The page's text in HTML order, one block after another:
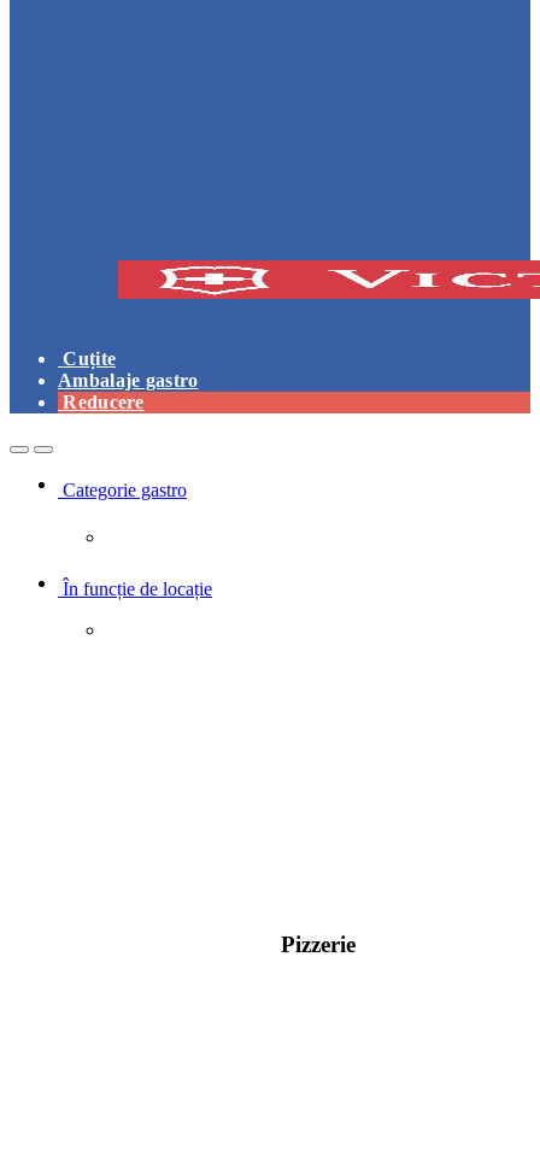
Cuțite
Ambalaje gastro
Reducere
OpenClose
Categorie gastro
În funcție de locație
Pizzerie